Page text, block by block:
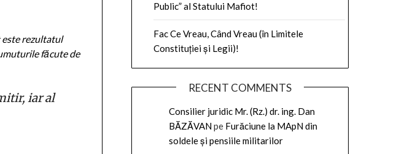
este rezultatul
făcute de
iar al
Public” al Statului Mafiot!
Fac Ce Vreau, Când Vreau (în Limitele
Constituției și Legii)!
RECENT COMMENTS
Consilier juridic Mr. (Rz.) dr. ing. Dan
BĂZĂVANpe Furăciune la MApN din
soldele și pensiile militarilor